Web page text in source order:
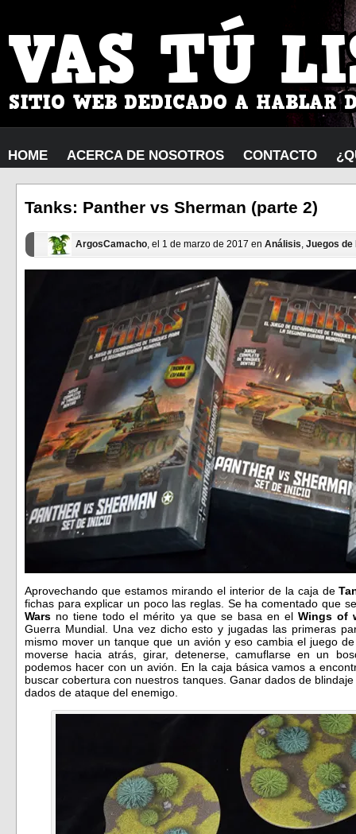
HOME ACERCA DE NOSOTROS CONTACTO
Tanks: Panther vs Sherman (parte 2)
ArgosCamacho, el 1 de marzo de 2017 en Análisis, Juegos de
Aprovechando que estamos mirando el interior de la caja de
fichas para explicar un poco las reglas. Se ha comentado que
Wars no tiene todo el mérito ya que se basa en elWings of
Guerra Mundial. Una vez dicho esto y jugadas las primeras
mismo mover un tanque que un avión y eso cambia el juego
moverse hacia atrás, girar, detenerse, camuflarse en un
podemos hacer con un avión. En la caja básica vamos a
buscar cobertura con nuestros tanques. Ganar dados de
dados de ataque del enemigo.